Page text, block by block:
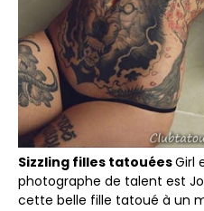
Sizzling filles tatouéesGirl
photographe de talent est
cette belle fille tatoué à un